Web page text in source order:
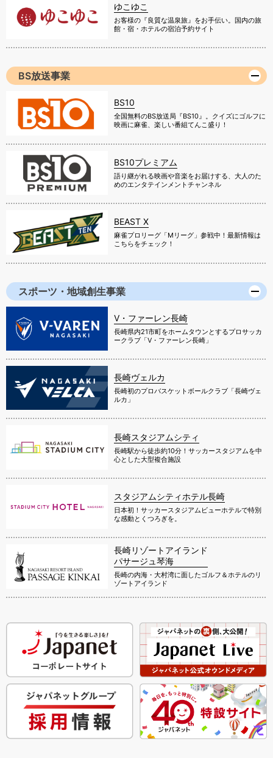
ゆこゆこ
お客様の『良質な温泉旅』をお手伝い。国内の旅
館・宿・ホテルの宿泊予約サイト
BS放送事業
BS10
全国無料のBS放送局『BS10』。クイズにゴルフに
映画に麻雀、楽しい番組てんこ盛り！
BS10プレミアム
語り継がれる映画や音楽をお届けする、大人のた
めのエンタテインメントチャンネル
BEAST X
麻雀プロリーグ「Mリーグ」参戦中！最新情報は
こちらをチェック！
スポーツ・地域創生事業
V・ファーレン長崎
長崎県内21市町をホームタウンとするプロサッカ
ークラブ「V・ファーレン長崎」
長崎ヴェルカ
長崎初のプロバスケットボールクラブ「長崎ヴェ
ルカ」
長崎スタジアムシティ
長崎駅から徒歩約10分！サッカースタジアムを中
心とした大型複合施設
スタジアムシティホテル長崎
日本初！サッカースタジアムビューホテルで特別
な感動とくつろぎを。
長崎リゾートアイランド
パサージュ琴海
長崎の内海・大村湾に面したゴルフ＆ホテルのリ
ゾートアイランド